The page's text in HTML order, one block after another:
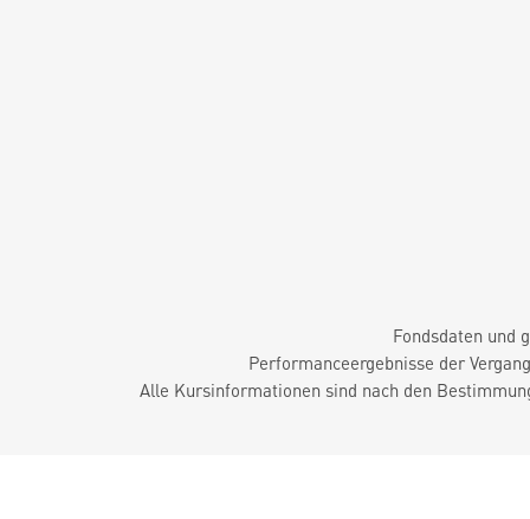
Fondsdaten und
Performanceergebnisse der
Alle Kursinformationen sind nach den